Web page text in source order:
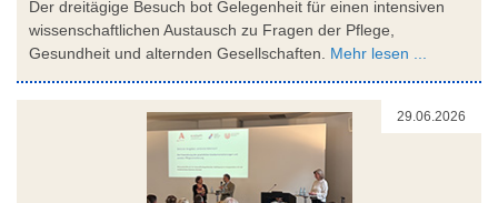
Der dreitägige Besuch bot Gelegenheit für einen intensiven
wissenschaftlichen Austausch zu Fragen der Pflege,
Gesundheit und alternden Gesellschaften. Mehr lesen ...
29.06.2026